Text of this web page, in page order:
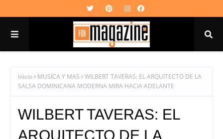
Inicio MUSICA Y MAS
WILBERT TAVERAS: EL ARQUITECTO DE LA
SALSA DOMINICANA MODERNA MIRA HACIA ADELANTE
WILBERT TAVERAS: EL
ARQUITECTO DE LA